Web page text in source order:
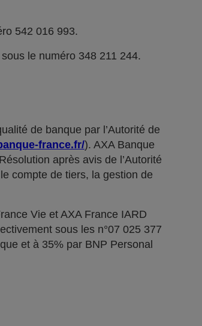
542 016 993.
le numéro 348 211 244.
de banque par l’Autorité de
france.fr/). AXA Banque
après avis de l’Autorité
compte de tiers, la gestion de
Vie et AXA France IARD
sous les n°07 025 377
et à 35% par BNP Personal